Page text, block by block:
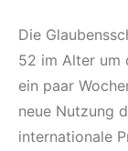
Die
52 im Alter um
ein paar
neue Nutzung
internationale